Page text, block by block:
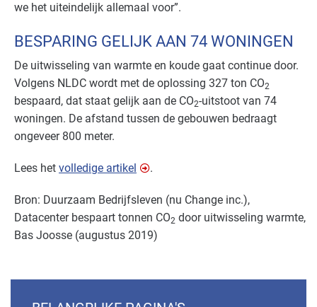
we het uiteindelijk allemaal voor”.
BESPARING GELIJK AAN 74 WONINGEN
De uitwisseling van warmte en koude gaat continue door.
Volgens NLDC wordt met de oplossing 327 ton CO2
bespaard, dat staat gelijk aan de CO2-uitstoot van 74
woningen. De afstand tussen de gebouwen bedraagt
ongeveer 800 meter.
Lees het volledige artikel .
Bron: Duurzaam Bedrijfsleven (nu Change inc.),
Datacenter bespaart tonnen CO2 door uitwisseling warmte,
Bas Joosse (augustus 2019)